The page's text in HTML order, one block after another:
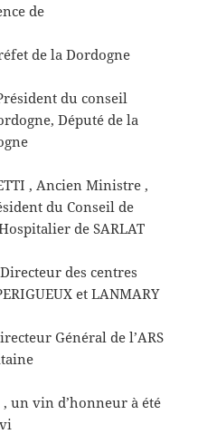
de
de la Dordogne
du conseil
Député de la
, Ancien Ministre ,
du Conseil de
de SARLAT
des centres
et LANMARY
Général de l’ARS
un vin d’honneur à été